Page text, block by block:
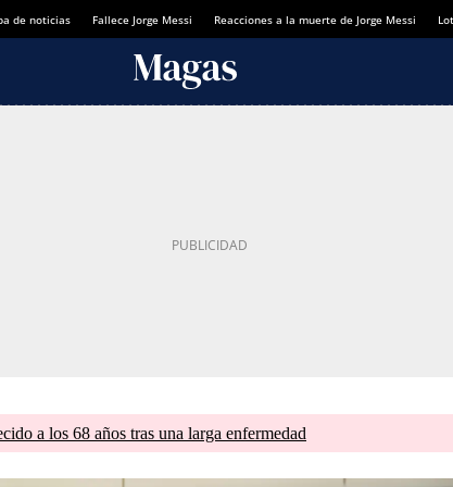
de noticias Fallece Jorge Messi Reacciones a la muerte de Jorge Messi
a los 68 años tras una larga enfermedad